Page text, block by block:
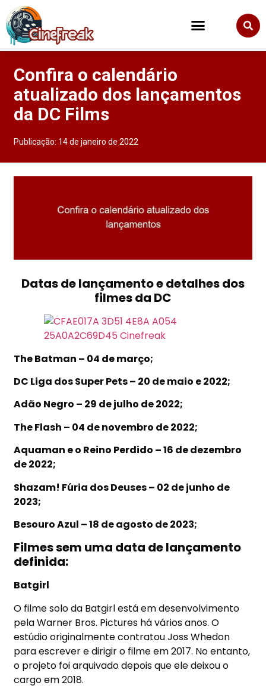
Confira o calendário
atualizado dos lançamentos
da DC Films
Publicação: 14 de janeiro de 2022
Datas de lançamento e detalhes dos
filmes da DC
The Batman – 04 de março;
DC Liga dos Super Pets – 20 de maio e 2022;
Adão Negro – 29 de julho de 2022;
The Flash – 04 de novembro de 2022;
Aquaman e o Reino Perdido – 16 de dezembro
de 2022;
Shazam! Fúria dos Deuses – 02 de junho de
2023;
Besouro Azul – 18 de agosto de 2023;
Filmes sem uma data de lançamento
definida:
Batgirl
O filme solo da Batgirl está em desenvolvimento
pela Warner Bros. Pictures há vários anos. O
estúdio originalmente contratou Joss Whedon
para escrever e dirigir o filme em 2017. No entanto,
o projeto foi arquivado depois que ele deixou o
cargo em 2018.